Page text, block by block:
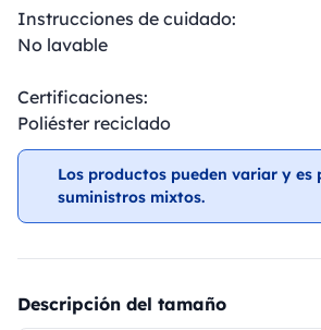
Instrucciones de cuidado:
No lavable
Certificaciones:
Poliéster reciclado
Los productos pueden variar y es
suministros mixtos.
Descripción del tamaño